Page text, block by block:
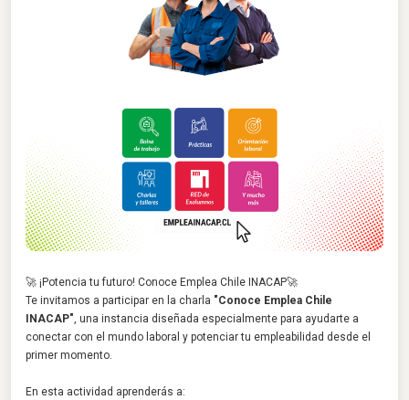
🚀 ¡Potencia tu futuro! Conoce Emplea Chile INACAP🚀
Te invitamos a participar en la charla "Conoce Emplea Chile
INACAP" , una instancia diseñada especialmente para ayudarte a
conectar con el mundo laboral y potenciar tu empleabilidad desde el
primer momento.
En esta actividad aprenderás a: